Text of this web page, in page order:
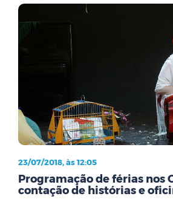
23/07/2018, às 12:05
Programação de férias nos
contação de histórias e